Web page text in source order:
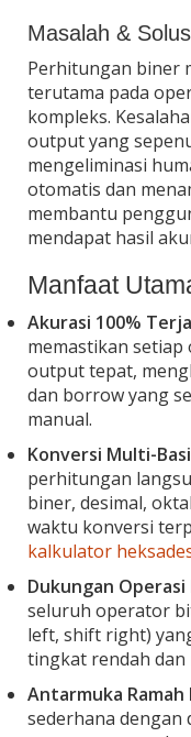
Masalah &
Perhitungan biner
terutama pada
kompleks.
output yang
mengeliminasi
otomatis dan
membantu
mendapat hasil
Manfaat
Akurasi 100%
memastikan
output tepat,
dan borrow yang
manual.
Konversi Multi-
perhitungan
biner, desimal,
waktu konversi
kalkulator
Dukungan
seluruh operator
left, shift right)
tingkat rendah dan
Antarmuka Ramah
sederhana dengan